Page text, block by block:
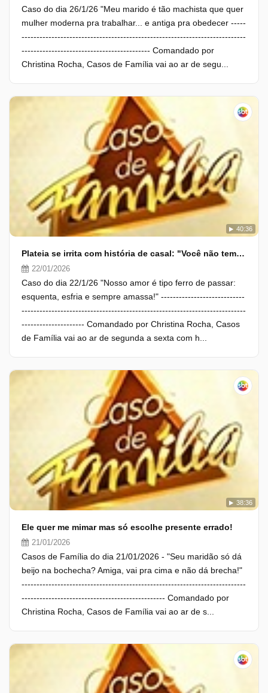
Caso do dia 26/1/26 "Meu marido é tão machista que quer
mulher moderna pra trabalhar... e antiga pra obedecer -----
---------------------------------------------------------------------------
------------------------------------------- Comandado por
Christina Rocha, Casos de Família vai ao ar de segu...
40:36
Plateia se irrita com história de casal: "Você não tem noção"
22/01/2026
Caso do dia 22/1/26 "Nosso amor é tipo ferro de passar:
esquenta, esfria e sempre amassa!" ----------------------------
---------------------------------------------------------------------------
--------------------- Comandado por Christina Rocha, Casos
de Família vai ao ar de segunda a sexta com h...
38:36
Ele quer me mimar mas só escolhe presente errado!
21/01/2026
Casos de Família do dia 21/01/2026 - "Seu maridão só dá
beijo na bochecha? Amiga, vai pra cima e não dá brecha!"
---------------------------------------------------------------------------
------------------------------------------------ Comandado por
Christina Rocha, Casos de Família vai ao ar de s...